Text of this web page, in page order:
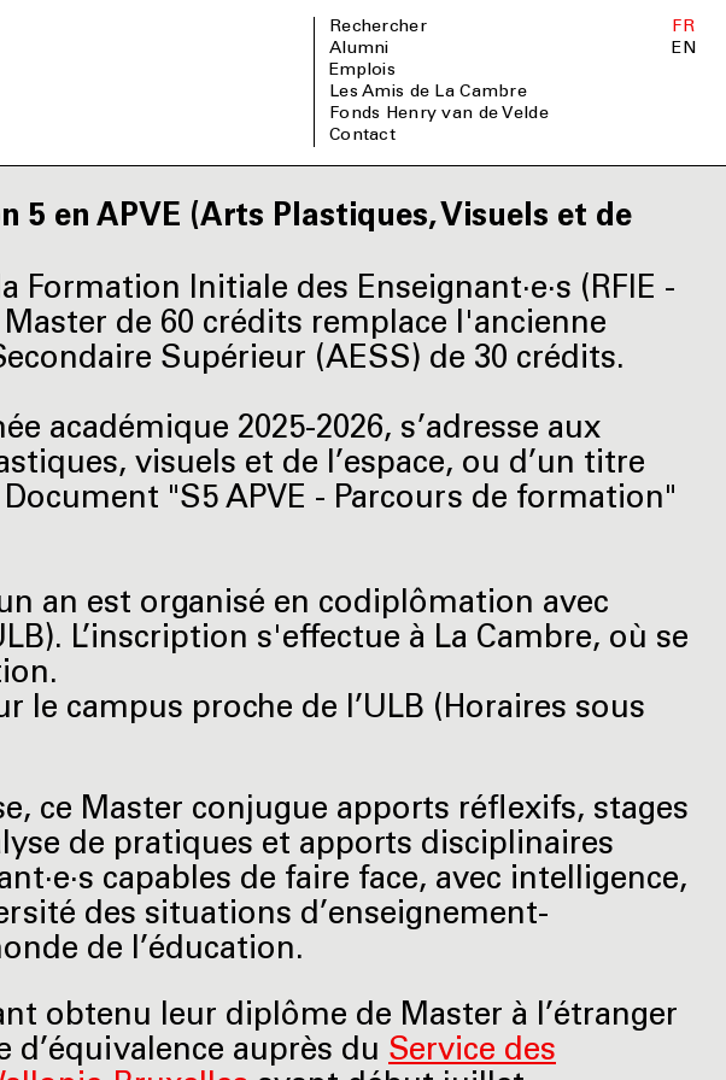
Rechercher
Alumni
Emplois
Les Amis de La Cambre
Fonds Henry van de Velde
Contact
FR
EN
5 en APVE (Arts Plastiques, Visuels et de
Formation Initiale des Enseignant·e·s (RFIE -
de 60 crédits remplace l'ancienne
Supérieur (AESS) de 30 crédits.
académique 2025-2026, s’adresse aux
visuels et de l’espace, ou d’un titre
"S5 APVE - Parcours de formation"
an est organisé en codiplômation avec
L’inscription s'effectue à La Cambre, où se
le campus proche de l’ULB (Horaires sous
ce Master conjugue apports réflexifs, stages
de pratiques et apports disciplinaires
capables de faire face, avec intelligence,
des situations d’enseignement-
de l’éducation.
obtenu leur diplôme de Master à l’étranger
auprès du Service des